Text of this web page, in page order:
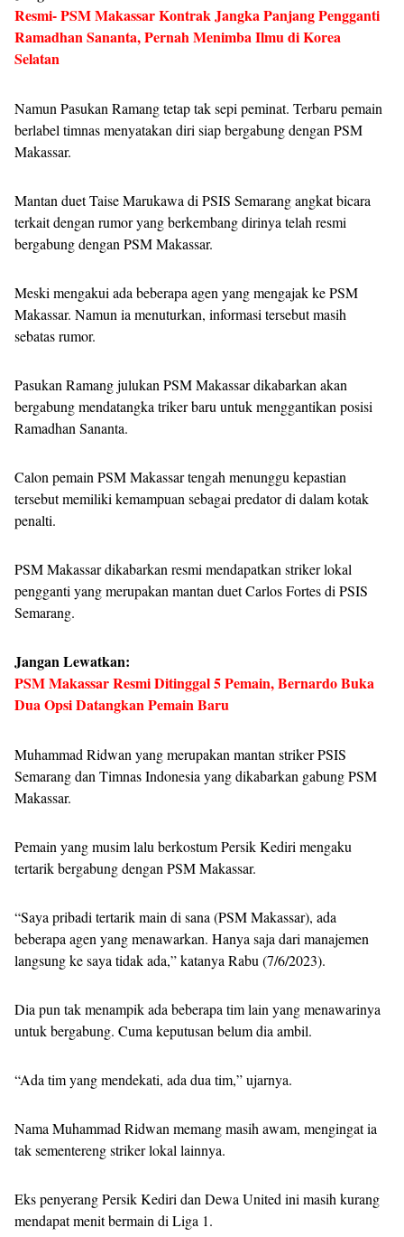
Resmi- PSM Makassar Kontrak Jangka Panjang Pengganti
Ramadhan Sananta, Pernah Menimba Ilmu di Korea
Selatan
Namun Pasukan Ramang tetap tak sepi peminat. Terbaru pemain
berlabel timnas menyatakan diri siap bergabung dengan PSM
Makassar.
Mantan duet Taise Marukawa di PSIS Semarang angkat bicara
terkait dengan rumor yang berkembang dirinya telah resmi
bergabung dengan PSM Makassar.
Meski mengakui ada beberapa agen yang mengajak ke PSM
Makassar. Namun ia menuturkan, informasi tersebut masih
sebatas rumor.
Pasukan Ramang julukan PSM Makassar dikabarkan akan
bergabung mendatangka triker baru untuk menggantikan posisi
Ramadhan Sananta.
Calon pemain PSM Makassar tengah menunggu kepastian
tersebut memiliki kemampuan sebagai predator di dalam kotak
penalti.
PSM Makassar dikabarkan resmi mendapatkan striker lokal
pengganti yang merupakan mantan duet Carlos Fortes di PSIS
Semarang.
Jangan Lewatkan:
PSM Makassar Resmi Ditinggal 5 Pemain, Bernardo Buka
Dua Opsi Datangkan Pemain Baru
Muhammad Ridwan yang merupakan mantan striker PSIS
Semarang dan Timnas Indonesia yang dikabarkan gabung PSM
Makassar.
Pemain yang musim lalu berkostum Persik Kediri mengaku
tertarik bergabung dengan PSM Makassar.
“Saya pribadi tertarik main di sana (PSM Makassar), ada
beberapa agen yang menawarkan. Hanya saja dari manajemen
langsung ke saya tidak ada,” katanya Rabu (7/6/2023).
Dia pun tak menampik ada beberapa tim lain yang menawarinya
untuk bergabung. Cuma keputusan belum dia ambil.
“Ada tim yang mendekati, ada dua tim,” ujarnya.
Nama Muhammad Ridwan memang masih awam, mengingat ia
tak sementereng striker lokal lainnya.
Eks penyerang Persik Kediri dan Dewa United ini masih kurang
mendapat menit bermain di Liga 1.